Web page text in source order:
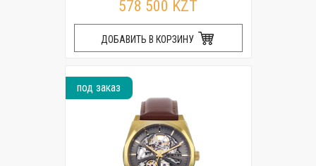
578 500 KZT
ДОБАВИТЬ В КОРЗИНУ
под заказ